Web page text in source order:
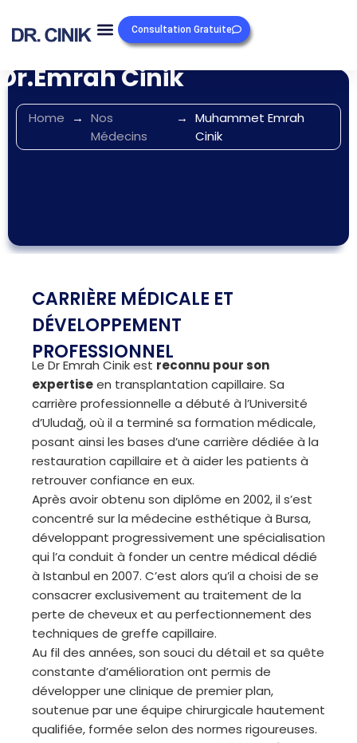
Consultation Gratuite
Dr.Emrah Cinik
Home → Nos
Médecins
→ Muhammet Emrah
Cinik
CARRIÈRE MÉDICALE ET
DÉVELOPPEMENT
PROFESSIONNEL
Le Dr Emrah Cinik est reconnu pour son
expertiseen transplantation capillaire. Sa
carrière professionnelle a débuté à l’Université
d’Uludağ, où il a terminé sa formation médicale,
posant ainsi les bases d’une carrière dédiée à la
restauration capillaire et à aider les patients à
retrouver confiance en eux.
Après avoir obtenu son diplôme en 2002, il s’est
concentré sur la médecine esthétique à Bursa,
développant progressivement une spécialisation
qui l’a conduit à fonder un centre médical dédié
à Istanbul en 2007. C’est alors qu’il a choisi de se
consacrer exclusivement au traitement de la
perte de cheveux et au perfectionnement des
techniques de greffe capillaire.
Au fil des années, son souci du détail et sa quête
constante d’amélioration ont permis de
développer une clinique de premier plan,
soutenue par une équipe chirurgicale hautement
qualifiée, formée selon des normes rigoureuses.